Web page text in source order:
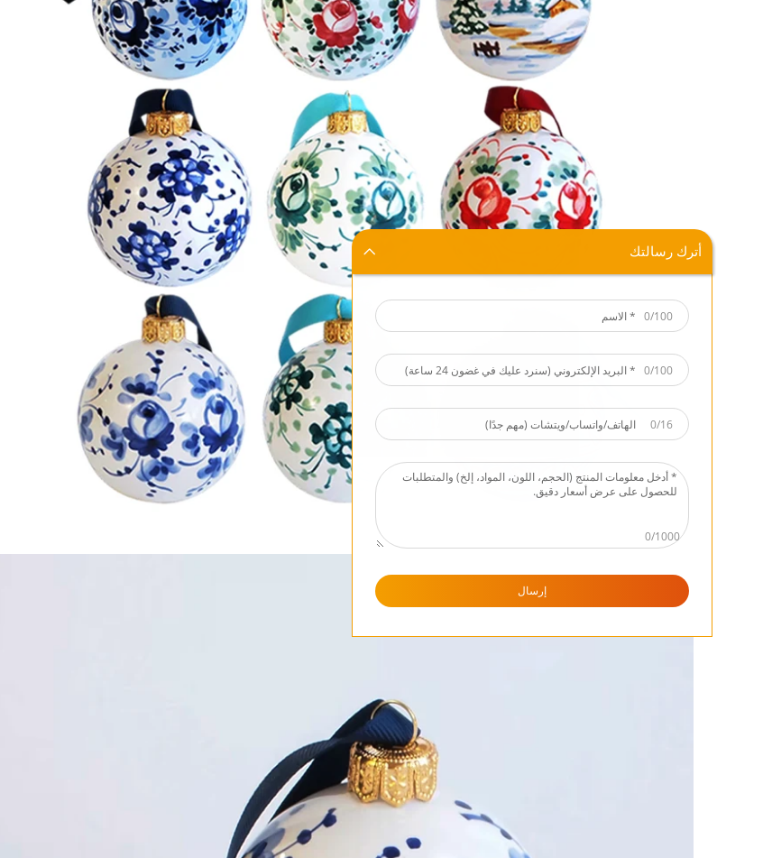
أترك رسالتك
0/100
0/100
0/16
0/1000
إرسال